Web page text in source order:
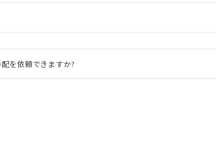
を依頼できますか?